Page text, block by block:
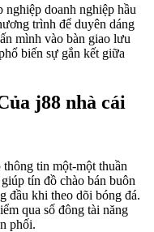
doanh nghiệp hầu
trình để duyên dáng
mình vào bàn giao lưu
biến sự gắn kết giữa
j88 nhà cái
tin một-một thuần
tín đồ chào bán buôn
đầu khi theo dõi bóng đá.
qua số đông tài năng
phối.